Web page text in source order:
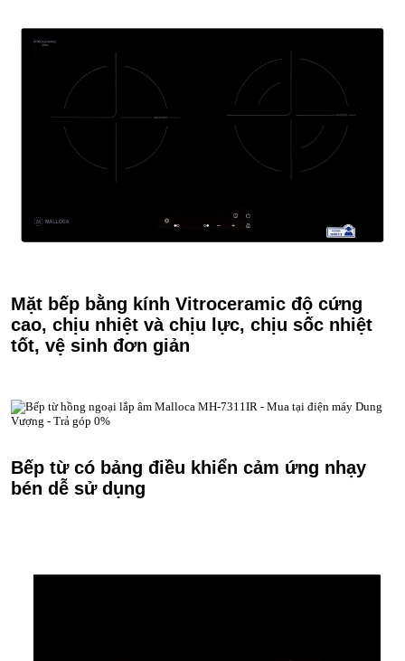
Mặt bếp bằng kính Vitroceramic độ cứng
cao, chịu nhiệt và chịu lực, chịu sốc nhiệt
tốt, vệ sinh đơn giản
Bếp từ có bảng điều khiển cảm ứng nhạy
bén dễ sử dụng